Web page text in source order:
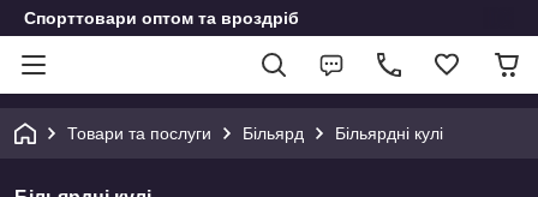
Спорттовари оптом та вроздріб
Товари та послуги Більярд Більярдні кулі